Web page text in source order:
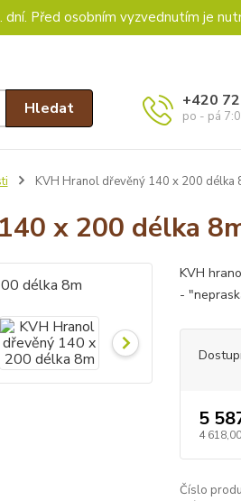
Před osobním vyzvednutím je
Hledat +420
po - pá
KVH Hranol dřevěný 140 x 200 délka
x 200 délka
KVH
-
5
4
Číslo